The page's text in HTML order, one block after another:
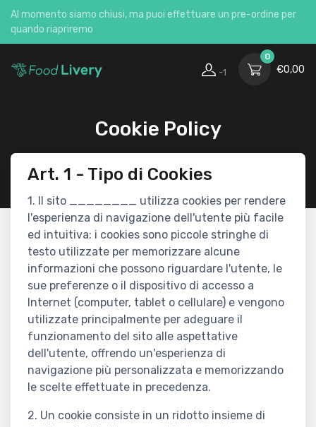
Al momento siamo chiusi, ma puoi effettuare un pre-ordine per
quando riapriremo
-1
0
€0,00
Cookie Policy
Art. 1 - Tipo di Cookies
1. Il sito ________ utilizza cookies per rendere
l'esperienza di navigazione dell'utente più facile
ed intuitiva: i cookies sono piccole stringhe di
testo utilizzate per memorizzare alcune
informazioni che possono riguardare l'utente, le
sue preferenze o il dispositivo di accesso a
Internet (computer, tablet o cellulare) e vengono
utilizzate principalmente per adeguare il
funzionamento del sito alle aspettative
dell'utente, offrendo un'esperienza di
navigazione più personalizzata e memorizzando
le scelte effettuate in precedenza.
2. Un cookie consiste in un ridotto insieme di